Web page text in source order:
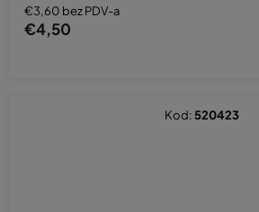
€3,60 bez PDV-a
€4,50
Kod: 520423